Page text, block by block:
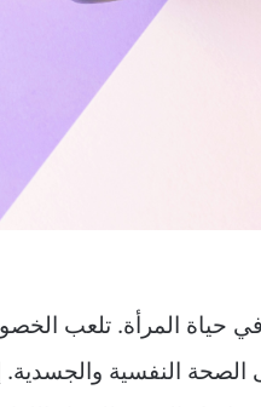
حياة المرأة. تلعب
الصحة النفسية والجسدية.